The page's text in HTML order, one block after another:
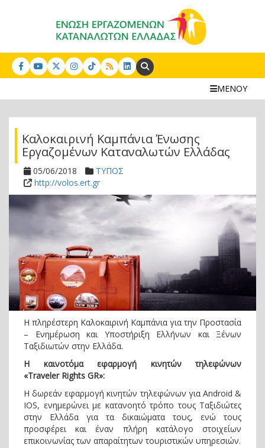
Search:
ΜΕΝΟΥ
Καλοκαιρινή Καμπάνια Ένωσης
Εργαζομένων Καταναλωτών Ελλάδας
05/06/2018
ΤΥΠΟΣ
http://volos.ert.gr
Η πληρέστερη Καλοκαιρινή Καμπάνια για την Προστασία
– Ενημέρωση και Υποστήριξη Ελλήνων και Ξένων
Ταξιδιωτών στην Ελλάδα.
Η καινοτόμα εφαρμογή κινητών τηλεφώνων
«Traveler Rights GR»:
Η δωρεάν εφαρμογή κινητών τηλεφώνων για Android &
IOS, ενημερώνει με κατανοητό τρόπο τους Ταξιδιώτες
στην Ελλάδα για τα δικαιώματα τους, ενώ τους
προσφέρει και έναν πλήρη κατάλογο στοιχείων
επικοινωνίας των απαραίτητων τουριστικών υπηρεσιών.